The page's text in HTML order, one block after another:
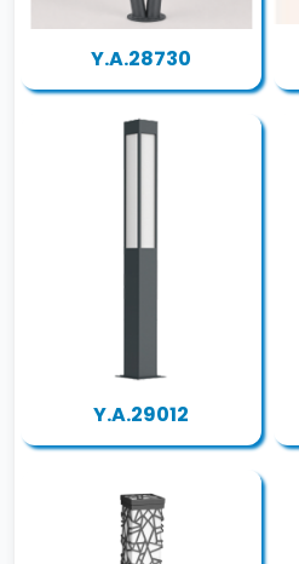
Y.A.28730
Y.A.29012